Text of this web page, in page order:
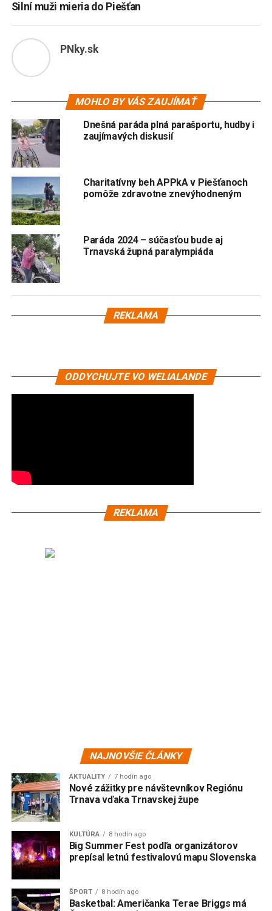
Silní muži mieria do Piešťan
PNky.sk
MOHLO BY VÁS ZAUJÍMAŤ
Dnešná paráda plná parašportu, hudby i
zaujímavých diskusií
Charitatívny beh APPkA v Piešťanoch
pomôže zdravotne znevýhodneným
Paráda 2024 – súčasťou bude aj
Trnavská župná paralympiáda
REKLAMA
ODDYCHUJTE VO WELIALANDE
REKLAMA
NAJNOVŠIE ČLÁNKY
AKTUALITY 7 hodín ago
Nové zážitky pre návštevníkov Regiónu
Trnava vďaka Trnavskej župe
KULTÚRA 8 hodín ago
Big Summer Fest podľa organizátorov
prepísal letnú festivalovú mapu Slovenska
ŠPORT 8 hodín ago
Basketbal: Američanka Terae Briggs má